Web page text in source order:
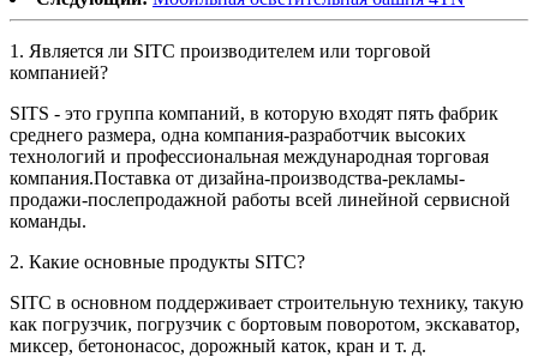
1. Является ли SITC производителем или торговой
компанией?
SITS - это группа компаний, в которую входят пять фабрик
среднего размера, одна компания-разработчик высоких
технологий и профессиональная международная торговая
компания.Поставка от дизайна-производства-рекламы-
продажи-послепродажной работы всей линейной сервисной
команды.
2. Какие основные продукты SITC?
SITC в основном поддерживает строительную технику, такую ​​
как погрузчик, погрузчик с бортовым поворотом, экскаватор,
миксер, бетононасос, дорожный каток, кран и т. д.